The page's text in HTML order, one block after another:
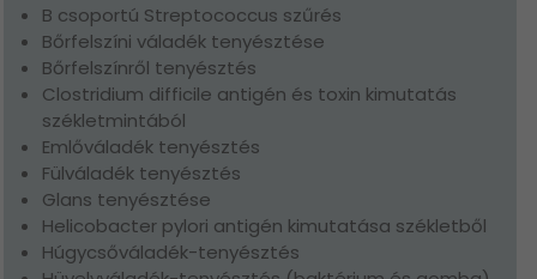
B csoportú Streptococcus szűrés
Bőrfelszíni váladék tenyésztése
Bőrfelszínről tenyésztés
Clostridium difficile antigén és toxin kimutatás
székletmintából
Emlőváladék tenyésztés
Fülváladék tenyésztés
Glans tenyésztése
Helicobacter pylori antigén kimutatása székletből
Húgycsőváladék-tenyésztés